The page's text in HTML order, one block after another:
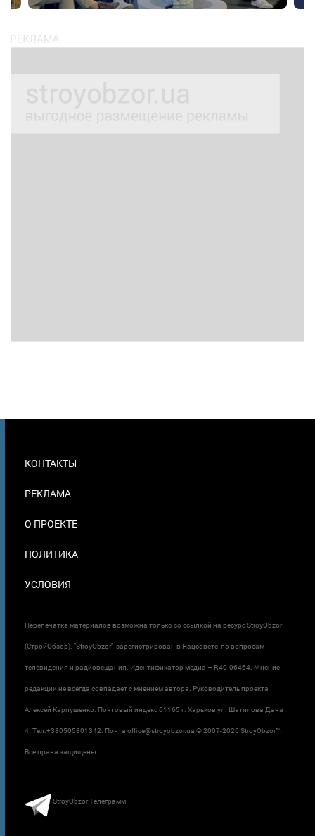
В
КОНТАКТЫ
РЕКЛАМА
О ПРОЕКТЕ
ПОЛИТИКА
УСЛОВИЯ
Перепечатка материалов возможна только со ссылкой на ресурс StroyObzor
(СтройОбзор). "StroyObzor" зарегистрирован в Нацсовете по вопросам
телевидения и радиовещания. Идентификатор медиа – R40-06464. Мнение
редакции не всегда совпадает с мнением автора. Руководитель проекта
Алексей Карпушенко. Почтовый индекс 61165 г. Харьков ул. Шатилова Дача
4. Тел.+380505801342. Почта office@stroyobzor.ua © 2007-2026 StroyObzor™.
Все права защищены.
StroyObzor Телеграмм